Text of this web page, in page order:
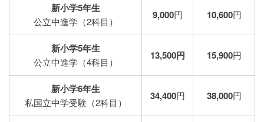
新小学5年生
公立中進学（2科目）
9,000円 10,600円
新小学5年生
公立中進学（4科目）
13,500円 15,900円
新小学6年生
私国立中学受験（2科目）
34,400円 38,000円